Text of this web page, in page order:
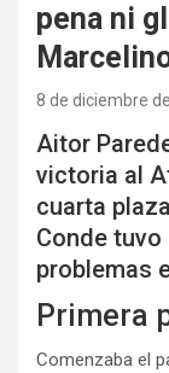
pena ni
8 de diciembre
Aitor
victoria al
cuarta
Conde
problemas
Primera
Comenzaba el